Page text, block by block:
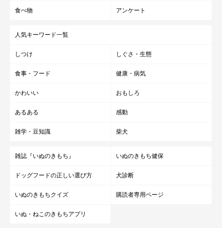
ってしまうから。
「留守番のご褒美」というのは犬には伝わりませんので、何もあ
これらのことが、留守番中に犬を不安にさせてしまう飼い主さん
の行動です。愛犬を思う気持ちが裏目に出てしまっては意味があ
ここで紹介した7つのことを参考にして、愛犬が心地よく留守番
出典／「初めて飼い主さんのいぬのきもち」2016年6月号『前後
の飼い主さんの対応と環境で差がつく 愛犬を安心させる留守
文／サモ江戸
食べ物 アンケート
人気キーワード一覧
しつけ しぐさ・生態
食事・フード 健康・病気
かわいい おもしろ
あるある 感動
雑学・豆知識 柴犬
雑誌『いぬのきもち』 いぬのきもち健保
ドッグフードの正しい選び方 犬診断
いぬのきもちクイズ 購読者専用ページ
いぬ・ねこのきもちアプリ